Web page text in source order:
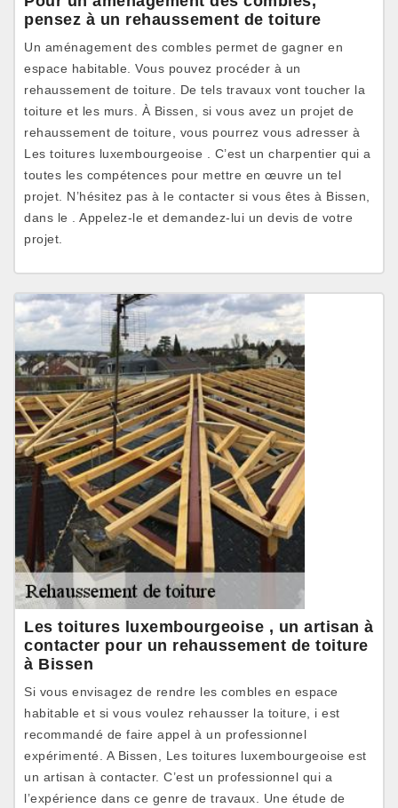
pensez à un rehaussement de toiture
Un aménagement des combles permet de gagner en
espace habitable. Vous pouvez procéder à un
rehaussement de toiture. De tels travaux vont toucher la
toiture et les murs. À Bissen, si vous avez un projet de
rehaussement de toiture, vous pourrez vous adresser à
Les toitures luxembourgeoise . C’est un charpentier qui a
toutes les compétences pour mettre en œuvre un tel
projet. N’hésitez pas à le contacter si vous êtes à Bissen,
dans le . Appelez-le et demandez-lui un devis de votre
projet.
Les toitures luxembourgeoise , un artisan à
contacter pour un rehaussement de toiture
à Bissen
Si vous envisagez de rendre les combles en espace
habitable et si vous voulez rehausser la toiture, i est
recommandé de faire appel à un professionnel
expérimenté. A Bissen, Les toitures luxembourgeoise est
un artisan à contacter. C’est un professionnel qui a
l’expérience dans ce genre de travaux. Une étude de